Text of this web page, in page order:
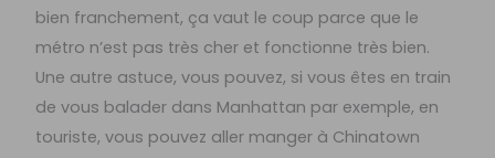
bien franchement, ça vaut le coup parce que le
métro n’est pas très cher et fonctionne très bien.
Une autre astuce, vous pouvez, si vous êtes en train
de vous balader dans Manhattan par exemple, en
touriste, vous pouvez aller manger à Chinatown